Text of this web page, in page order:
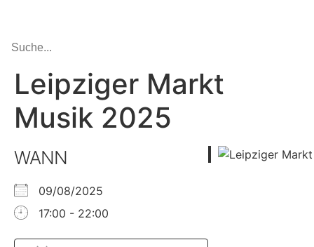
Leipziger Markt
Musik 2025
WANN
09/08/2025
17:00 - 22:00